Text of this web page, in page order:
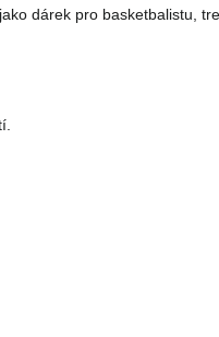
dárek pro basketbalistu,